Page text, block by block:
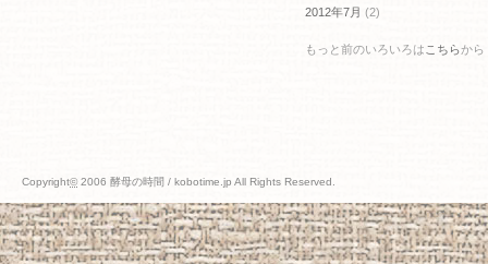
2012年7月 (2)
もっと前のいろいろは こちらから
Copyright© 2006 酵母の時間 / kobotime.jp All Rights Reserved.